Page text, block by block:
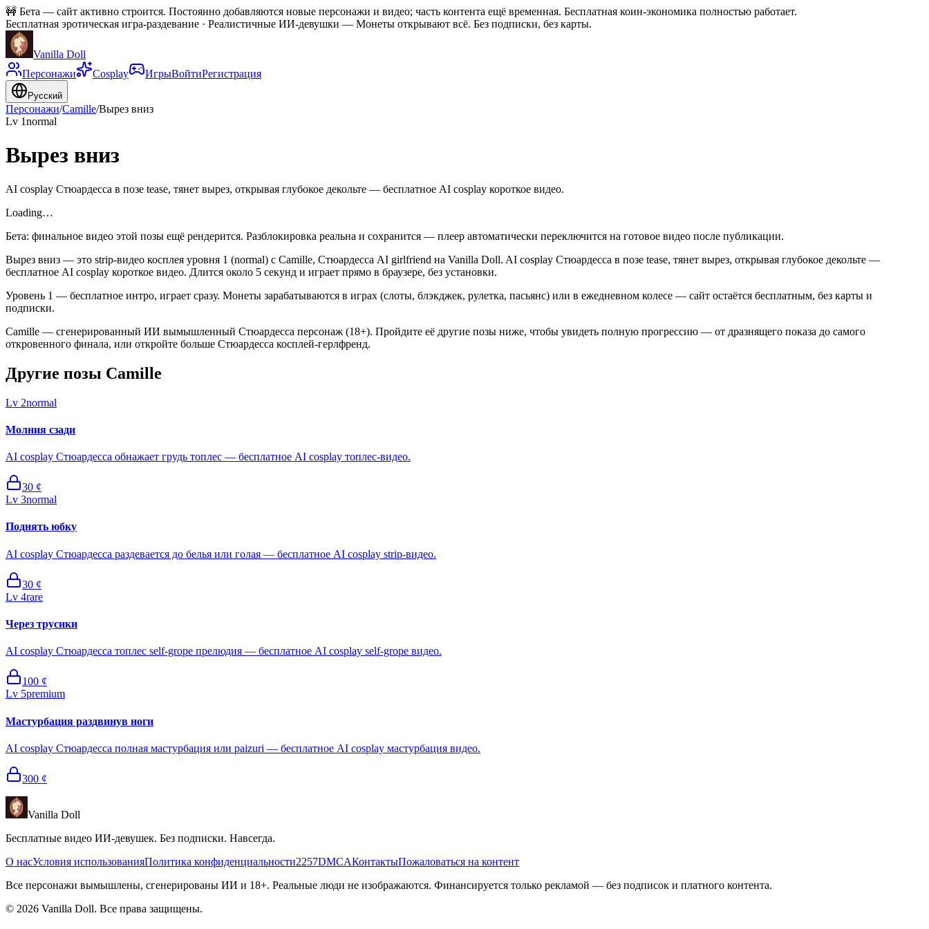
🚧 Бета — сайт активно строится. Постоянно добавляются новые персонажи и видео; часть контента ещё временная. Бесплатная коин-экономика полностью работает.
Бесплатная эротическая игра-раздевание · Реалистичные ИИ-девушки — Монеты открывают всё. Без подписки, без карты.
Vanilla Doll
Персонажи
Cosplay ИгрыВойтиРегистрация
Русский
Персонажи/Camille/Вырез вниз
Lv 1normal
Вырез вниз
AI cosplay Стюардесса в позе tease, тянет вырез, открывая глубокое декольте — бесплатное AI cosplay короткое видео.
Loading…
Бета: финальное видео этой позы ещё рендерится. Разблокировка реальна и сохранится — плеер автоматически переключится на готовое видео после публикации.
Вырез вниз — это strip-видео косплея уровня 1 (normal) с Camille, Стюардесса AI girlfriend на Vanilla Doll. AI cosplay Стюардесса в позе tease, тянет вырез, открывая глубокое декольте —
бесплатное AI cosplay короткое видео. Длится около 5 секунд и играет прямо в браузере, без установки.
Уровень 1 — бесплатное интро, играет сразу. Монеты зарабатываются в играх (слоты, блэкджек, рулетка, пасьянс) или в ежедневном колесе — сайт остаётся бесплатным, без карты и
подписки.
Camille — сгенерированный ИИ вымышленный Стюардесса персонаж (18+). Пройдите её другие позы ниже, чтобы увидеть полную прогрессию — от дразнящего показа до самого
откровенного финала, или откройте больше Стюардесса косплей-герлфренд.
Другие позы Camille
Lv 2normal
Молния сзади
AI cosplay Стюардесса обнажает грудь топлес — бесплатное AI cosplay топлес-видео.
30 ¢
Lv 3normal
Поднять юбку
AI cosplay Стюардесса раздевается до белья или голая — бесплатное AI cosplay strip-видео.
30 ¢
Lv 4rare
Через трусики
AI cosplay Стюардесса топлес self-grope прелюдия — бесплатное AI cosplay self-grope видео.
100 ¢
Lv 5premium
Мастурбация раздвинув ноги
AI cosplay Стюардесса полная мастурбация или paizuri — бесплатное AI cosplay мастурбация видео.
300 ¢
Vanilla Doll
Бесплатные видео ИИ-девушек. Без подписки. Навсегда.
О насУсловия использованияПолитика конфиденциальности2257DMCAКонтактыПожаловаться на контент
Все персонажи вымышлены, сгенерированы ИИ и 18+. Реальные люди не изображаются. Финансируется только рекламой — без подписок и платного контента.
© 2026 Vanilla Doll. Все права защищены.